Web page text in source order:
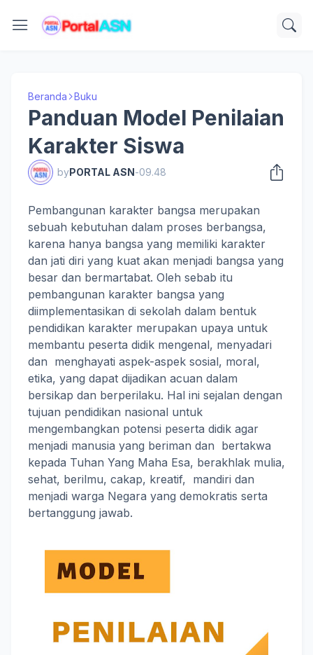
Beranda Buku
Panduan Model Penilaian
Karakter Siswa
byPORTAL ASN-09.48
Pembangunan karakter bangsa merupakan
sebuah kebutuhan dalam proses berbangsa,
karena hanya bangsa yang memiliki karakter
dan jati diri yang kuat akan menjadi bangsa yang
besar dan bermartabat. Oleh sebab itu
pembangunan karakter bangsa yang
diimplementasikan di sekolah dalam bentuk
pendidikan karakter merupakan upaya untuk
membantu peserta didik mengenal, menyadari
dan menghayati aspek-aspek sosial, moral,
etika, yang dapat dijadikan acuan dalam
bersikap dan berperilaku. Hal ini sejalan dengan
tujuan pendidikan nasional untuk
mengembangkan potensi peserta didik agar
menjadi manusia yang beriman dan bertakwa
kepada Tuhan Yang Maha Esa, berakhlak mulia,
sehat, berilmu, cakap, kreatif, mandiri dan
menjadi warga Negara yang demokratis serta
bertanggung jawab.